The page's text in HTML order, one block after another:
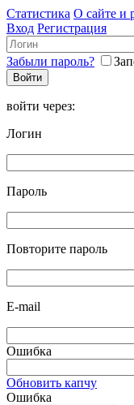
Статистика О сайте и
Вход Регистрация
Забыли пароль?
войти через:
Логин
Пароль
Повторите пароль
E-mail
Ошибка
Обновить капчу
Ошибка